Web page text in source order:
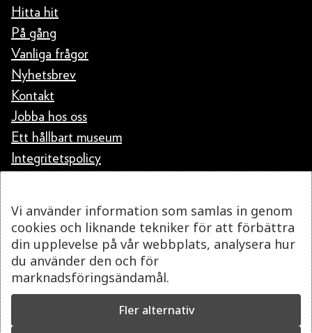
Hitta hit
På gång
Vanliga frågor
Nyhetsbrev
Kontakt
Jobba hos oss
Ett hållbart museum
Integritetspolicy
Vi använder information som samlas in genom
cookies och liknande tekniker för att förbättra
din upplevelse på vår webbplats, analysera hur
du använder den och för
marknadsföringsändamål.
Fler alternativ